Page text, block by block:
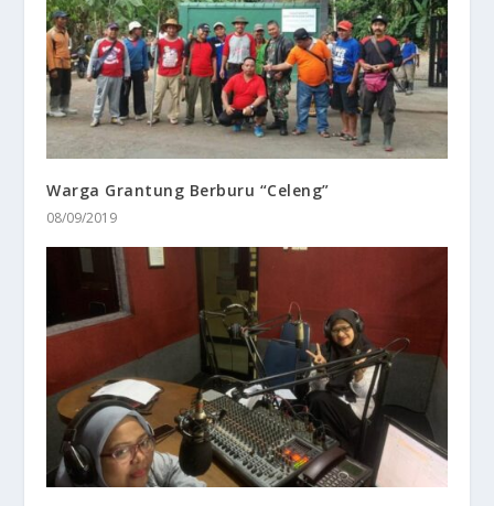
Warga Grantung Berburu “Celeng”
08/09/2019